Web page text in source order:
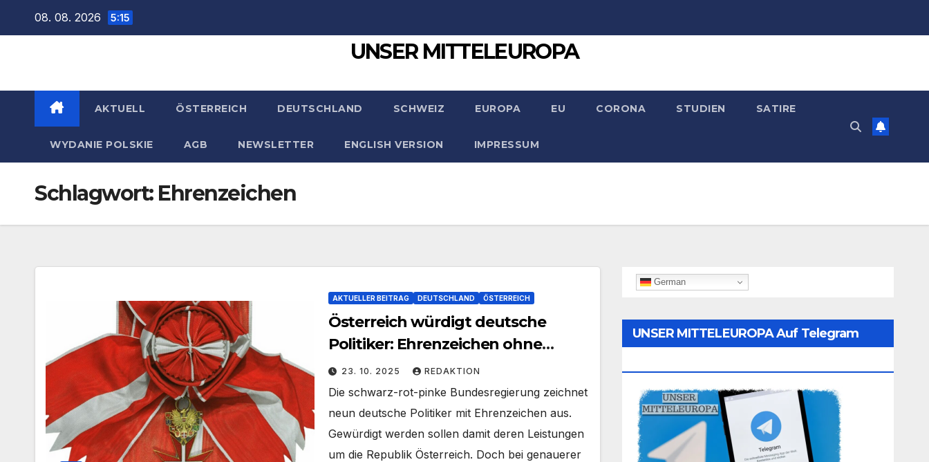
08. 08. 2026 5:15
UNSER MITTELEUROPA
AKTUELL ÖSTERREICH DEUTSCHLAND SCHWEIZ EUROPA EU CORONA STUDIEN SATIRE
WYDANIE POLSKIE AGB NEWSLETTER ENGLISH VERSION IMPRESSUM
Schlagwort: Ehrenzeichen
AKTUELLER BEITRAG DEUTSCHLAND ÖSTERREICH
Österreich würdigt deutsche
Politiker: Ehrenzeichen ohne
Österreich-Verdienste
23. 10. 2025 REDAKTION
Die schwarz-rot-pinke Bundesregierung zeichnet
neun deutsche Politiker mit Ehrenzeichen aus.
Gewürdigt werden sollen damit deren Leistungen
um die Republik Österreich. Doch bei genauerer
German
UNSER MITTELEUROPA Auf Telegram